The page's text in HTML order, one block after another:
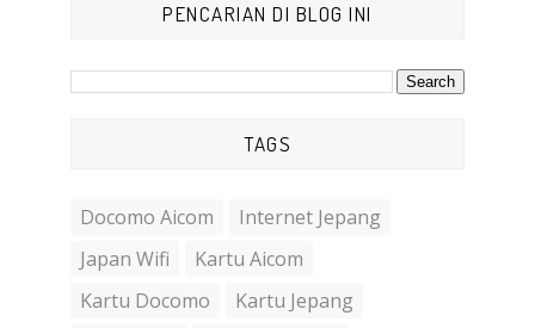
PENCARIAN DI BLOG INI
TAGS
Docomo Aicom
Internet Jepang
Japan Wifi
Kartu Aicom
Kartu Docomo
Kartu Jepang